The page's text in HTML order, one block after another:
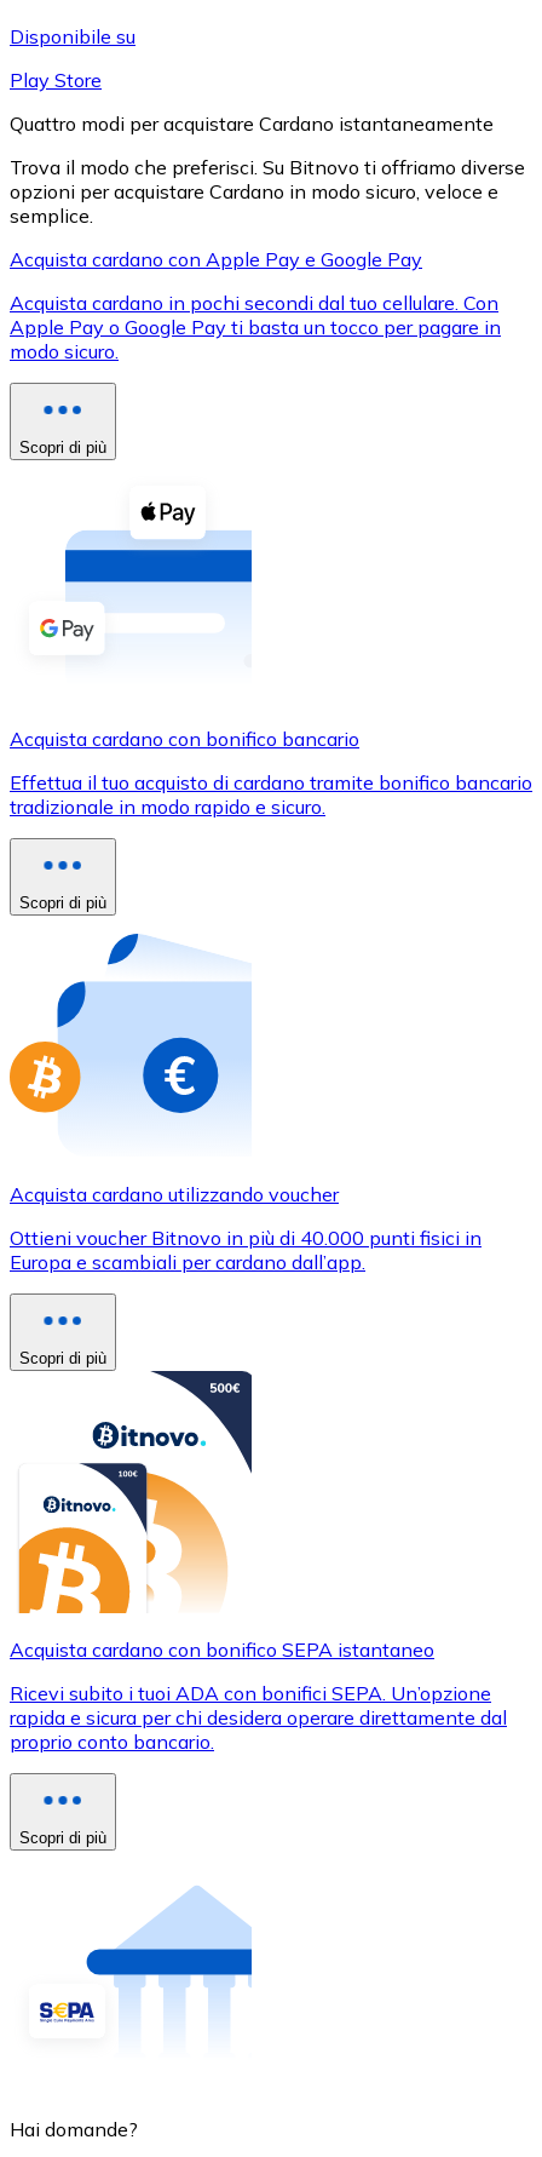
XRP
XRP
Vedi tutto
Buoni cripto
Acquista criptovalute in contanti e altri mezzi di
Acquista con contanti
Bonifico SEPA
Usa le carte Visa e Mastercard per acquistare
Acquista con carta
Acquista gift card dei tuoi marchi preferiti con
Vai al negozio di carte regalo
Disponibile su
Play Store
Quattro modi per acquistare Cardano istantaneamente
Trova il modo che preferisci. Su Bitnovo ti offriamo diverse
opzioni per acquistare Cardano in modo sicuro, veloce e
semplice.
Acquista cardano con Apple Pay e Google Pay
Acquista cardano in pochi secondi dal tuo cellulare. Con
Apple Pay o Google Pay ti basta un tocco per pagare in
modo sicuro.
Scopri di più
Acquista cardano con bonifico bancario
Effettua il tuo acquisto di cardano tramite bonifico bancario
tradizionale in modo rapido e sicuro.
Scopri di più
Acquista cardano utilizzando voucher
Ottieni voucher Bitnovo in più di 40.000 punti fisici in
Europa e scambiali per cardano dall’app.
Scopri di più
Acquista cardano con bonifico SEPA istantaneo
Ricevi subito i tuoi ADA con bonifici SEPA. Un’opzione
rapida e sicura per chi desidera operare direttamente dal
proprio conto bancario.
Scopri di più
Hai domande?